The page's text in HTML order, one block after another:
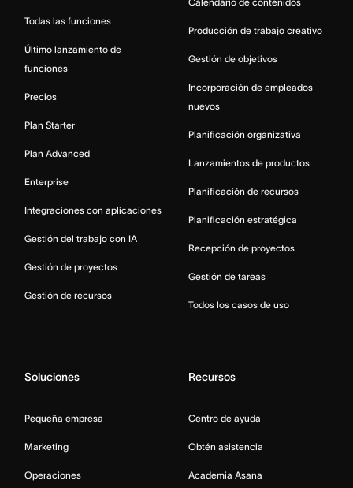
Todas las funciones
Último lanzamiento de
funciones
Precios
Plan Starter
Plan Advanced
Enterprise
Integraciones con aplicaciones
Gestión del trabajo con IA
Gestión de proyectos
Gestión de recursos
Producción de trabajo creativo
Gestión de objetivos
Incorporación de empleados
nuevos
Planificación organizativa
Lanzamientos de productos
Planificación de recursos
Planificación estratégica
Recepción de proyectos
Gestión de tareas
Todos los casos de uso
Soluciones
Pequeña empresa
Marketing
Operaciones
Recursos
Centro de ayuda
Obtén asistencia
Academia Asana